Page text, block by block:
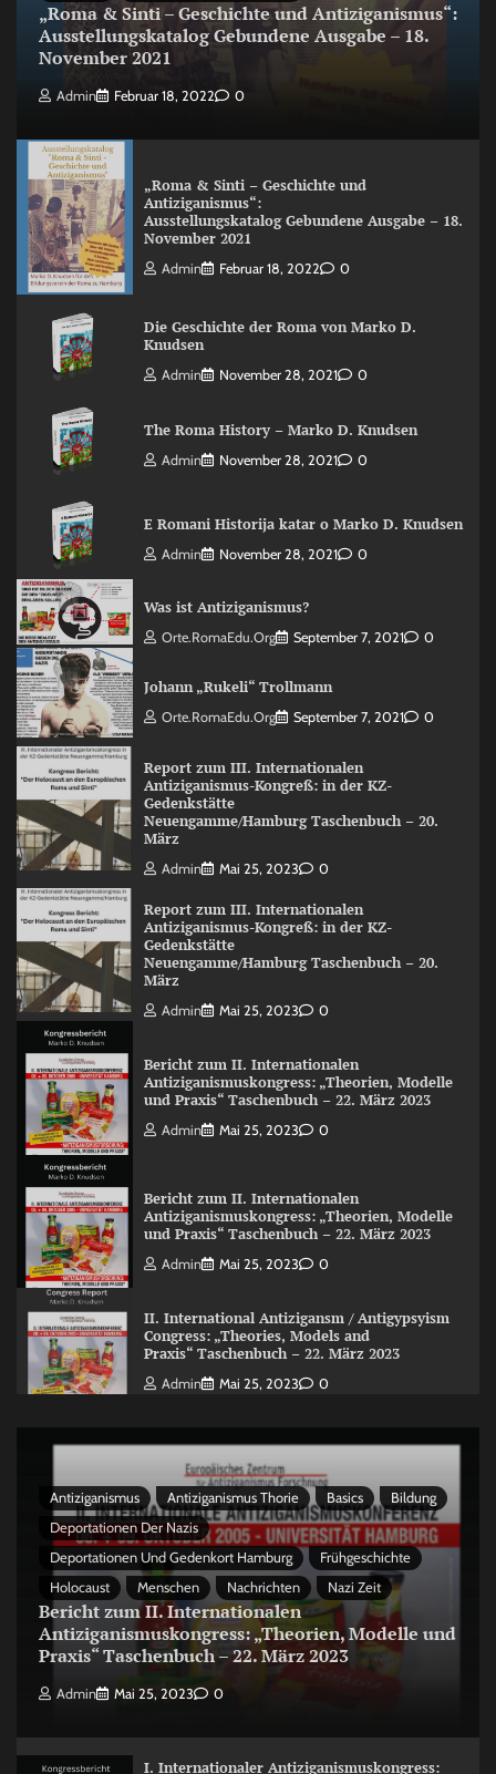
„Roma & Sinti – Geschichte und Antiziganismus“:
Ausstellungskatalog Gebundene Ausgabe – 18.
November 2021
Admin Februar 18, 2022 0
„Roma & Sinti – Geschichte und
Antiziganismus“:
Ausstellungskatalog Gebundene Ausgabe – 18.
November 2021
Admin Februar 18, 2022 0
Die Geschichte der Roma von Marko D.
Knudsen
Admin November 28, 2021 0
The Roma History – Marko D. Knudsen
Admin November 28, 2021 0
E Romani Historija katar o Marko D. Knudsen
Admin November 28, 2021 0
Was ist Antiziganismus?
Orte.RomaEdu.org September 7, 2021 0
Johann „Rukeli“ Trollmann
Orte.RomaEdu.org September 7, 2021 0
Report zum III. Internationalen
Antiziganismus-Kongreß: in der KZ-
Gedenkstätte
Neuengamme/Hamburg Taschenbuch – 20.
März
Admin Mai 25, 2023 0
Report zum III. Internationalen
Antiziganismus-Kongreß: in der KZ-
Gedenkstätte
Neuengamme/Hamburg Taschenbuch – 20.
März
Admin Mai 25, 2023 0
Bericht zum II. Internationalen
Antiziganismuskongress: „Theorien, Modelle
und Praxis“ Taschenbuch – 22. März 2023
Admin Mai 25, 2023 0
Bericht zum II. Internationalen
Antiziganismuskongress: „Theorien, Modelle
und Praxis“ Taschenbuch – 22. März 2023
Admin Mai 25, 2023 0
II. International Antizigansm / Antigypsyism
Congress: „Theories, Models and
Praxis“ Taschenbuch – 22. März 2023
Admin Mai 25, 2023 0
Antiziganismus Antiziganismus Thorie Basics
Bildung
Deportationen Der Nazis
Deportationen Und Gedenkort Hamburg
Frühgeschichte
Holocaust
Menschen Nachrichten Nazi Zeit
Bericht zum II. Internationalen
Antiziganismuskongress: „Theorien, Modelle und
Praxis“ Taschenbuch – 22. März 2023
Admin Mai 25, 2023 0
I. Internationaler Antiziganismuskongress: